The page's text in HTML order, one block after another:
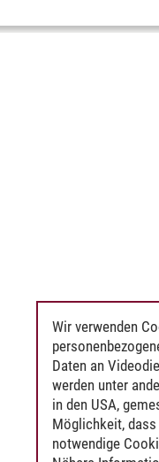
Wir verwenden
Daten an
werden unter
in den USA,
Möglichkeit, dass
notwendige